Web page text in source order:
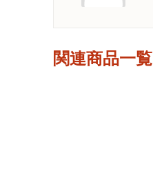
関連商品一覧